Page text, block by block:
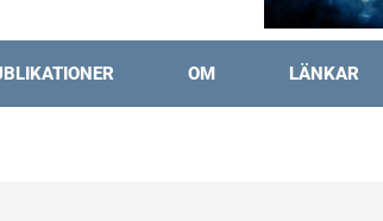
OM LÄNKAR